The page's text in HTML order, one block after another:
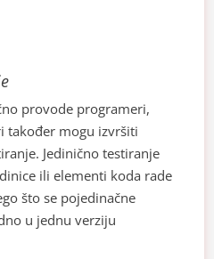
provode programeri,
također mogu izvršiti
Jedinično testiranje
ili elementi koda rade
što se pojedinačne
u jednu verziju